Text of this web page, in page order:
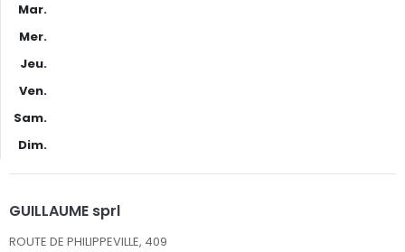
Mar.
Mer.
Jeu.
Ven.
Sam.
Dim.
GUILLAUME sprl
ROUTE DE PHILIPPEVILLE, 409